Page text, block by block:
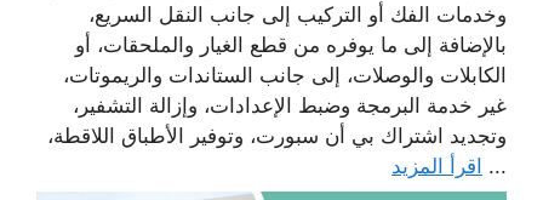
وخدمات الفك أو التركيب إلى جانب النقل السريع،
بالإضافة إلى ما يوفره من قطع الغيار والملحقات، أو
الكابلات والوصلات، إلى جانب الستاندات والريموتات،
غير خدمة البرمجة وضبط الإعدادات، وإزالة التشفير،
وتجديد اشتراك بي أن سبورت، وتوفير الأطباق اللاقطة،
... اقرأ المزيد